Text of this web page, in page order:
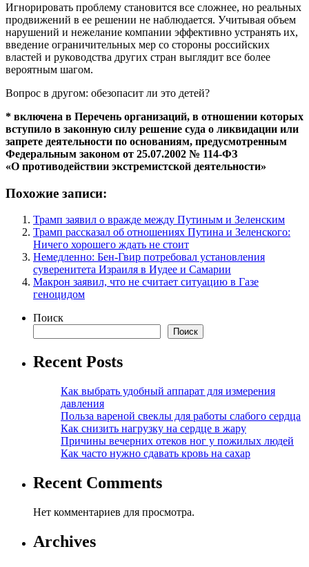
Игнорировать проблему становится все сложнее, но реальных
продвижений в ее решении не наблюдается. Учитывая объем
нарушений и нежелание компании эффективно устранять их,
введение ограничительных мер со стороны российских
властей и руководства других стран выглядит все более
вероятным шагом.
Вопрос в другом: обезопасит ли это детей?
* включена в Перечень организаций, в отношении которых
вступило в законную силу решение суда о ликвидации или
запрете деятельности по основаниям, предусмотренным
Федеральным законом от 25.07.2002 № 114-ФЗ
«О противодействии экстремистской деятельности»
Похожие записи:
Трамп заявил о вражде между Путиным и Зеленским
Трамп рассказал об отношениях Путина и Зеленского:
Ничего хорошего ждать не стоит
Немедленно: Бен-Гвир потребовал установления
суверенитета Израиля в Иудее и Самарии
Макрон заявил, что не считает ситуацию в Газе
геноцидом
Поиск
Поиск
Recent Posts
Как выбрать удобный аппарат для измерения
давления
Польза вареной свеклы для работы слабого сердца
Как снизить нагрузку на сердце в жару
Причины вечерних отеков ног у пожилых людей
Как часто нужно сдавать кровь на сахар
Recent Comments
Нет комментариев для просмотра.
Archives